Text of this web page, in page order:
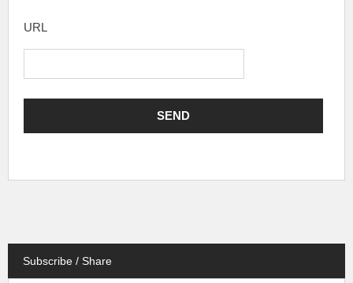
URL
Subscribe / Share